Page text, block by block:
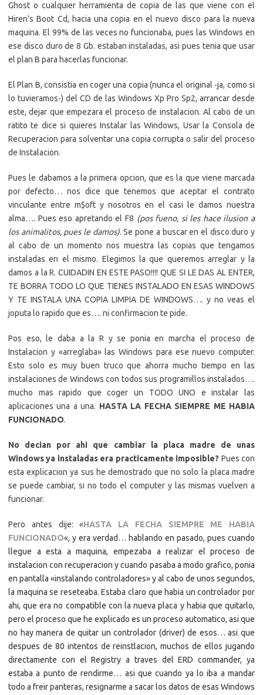
Ghost o cualquier herramienta de copia de las que viene con el
Hiren's Boot Cd, hacia una copia en el nuevo disco para la nueva
maquina. El 99% de las veces no funcionaba, pues las Windows en
ese disco duro de 8 Gb. estaban instaladas, asi pues tenia que usar
el plan B para hacerlas funcionar.
El Plan B, consistia en coger una copia (nunca el original -ja, como si
lo tuvieramos-) del CD de las Windows Xp Pro Sp2, arrancar desde
este, dejar que empezara el proceso de instalacion. Al cabo de un
ratito te dice si quieres Instalar las Windows, Usar la Consola de
Recuperacion para solventar una copia corrupta o salir del proceso
de Instalacion.
Pues le dabamos a la primera opcion, que es la que viene marcada
por defecto… nos dice que tenemos que aceptar el contrato
vinculante entre m$oft y nosotros en el casi le damos nuestra
alma…. Pues eso apretando el F8 (pos fueno, si les hace ilusion a
los animalitos, pues le damos). Se pone a buscar en el disco duro y
al cabo de un momento nos muestra las copias que tengamos
instaladas en el mismo. Elegimos la que queremos arreglar y la
damos a la R. CUIDADIN EN ESTE PASO!!!! QUE SI LE DAS AL ENTER,
TE BORRA TODO LO QUE TIENES INSTALADO EN ESAS WINDOWS
Y TE INSTALA UNA COPIA LIMPIA DE WINDOWS…. y no veas el
joputa lo rapido que es…. ni confirmacion te pide.
Pos eso, le daba a la R y se ponia en marcha el proceso de
Instalacion y «arreglaba» las Windows para ese nuevo computer.
Esto solo es muy buen truco que ahorra mucho tiempo en las
instalaciones de Windows con todos sus programillos instalados….
mucho mas rapido que coger un TODO UNO e instalar las
aplicaciones una a una. HASTA LA FECHA SIEMPRE ME HABIA
FUNCIONADO.
No decian por ahi que cambiar la placa madre de unas
Windows ya instaladas era practicamente imposible? Pues con
esta explicacion ya sus he demostrado que no solo la placa madre
se puede cambiar, si no todo el computer y las mismas vuelven a
funcionar.
Pero antes dije: «HASTA LA FECHA SIEMPRE ME HABIA
FUNCIONADO«, y era verdad… hablando en pasado, pues cuando
llegue a esta a maquina, empezaba a realizar el proceso de
instalacion con recuperacion y cuando pasaba a modo grafico, ponia
en pantalla «instalando controladores» y al cabo de unos segundos,
la maquina se reseteaba. Estaba claro que habia un controlador por
ahi, que era no compatible con la nueva placa y habia que quitarlo,
pero el proceso que he explicado es un proceso automatico, asi que
no hay manera de quitar un controlador (driver) de esos… asi que
despues de 80 intentos de reinstlacion, muchos de ellos jugando
directamente con el Registry a traves del ERD commander, ya
estaba a punto de rendirme… asi que cuando ya lo iba a mandar
todo a freir panteras, resignarme a sacar los datos de esas Windows